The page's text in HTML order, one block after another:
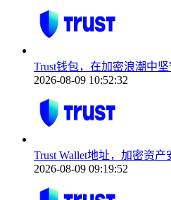
Trust钱包，在加密浪潮中
2026-08-09 10:52:32
Trust Wallet地址，加密资
2026-08-09 09:19:52